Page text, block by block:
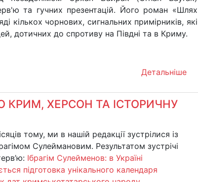
та гучних презентацій. Його роман «Шлях
кількох чорнових, сигнальних примірників, які
дотичних до спротиву на Півдні та в Криму.
Детальніше
КРИМ, ХЕРСОН ТА ІСТОРИЧНУ
тому, ми в нашій редакції зустрілися із
Сулеймановим. Результатом зустрічі
Ібрагім Сулейменов: в Україні
підготовка унікального календаря